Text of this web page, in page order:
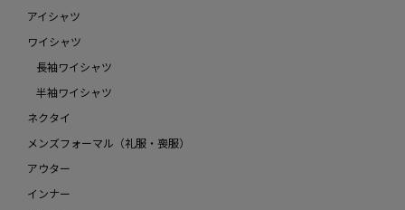
アイシャツ
ワイシャツ
長袖ワイシャツ
半袖ワイシャツ
ネクタイ
メンズフォーマル（礼服・喪服）
アウター
インナー